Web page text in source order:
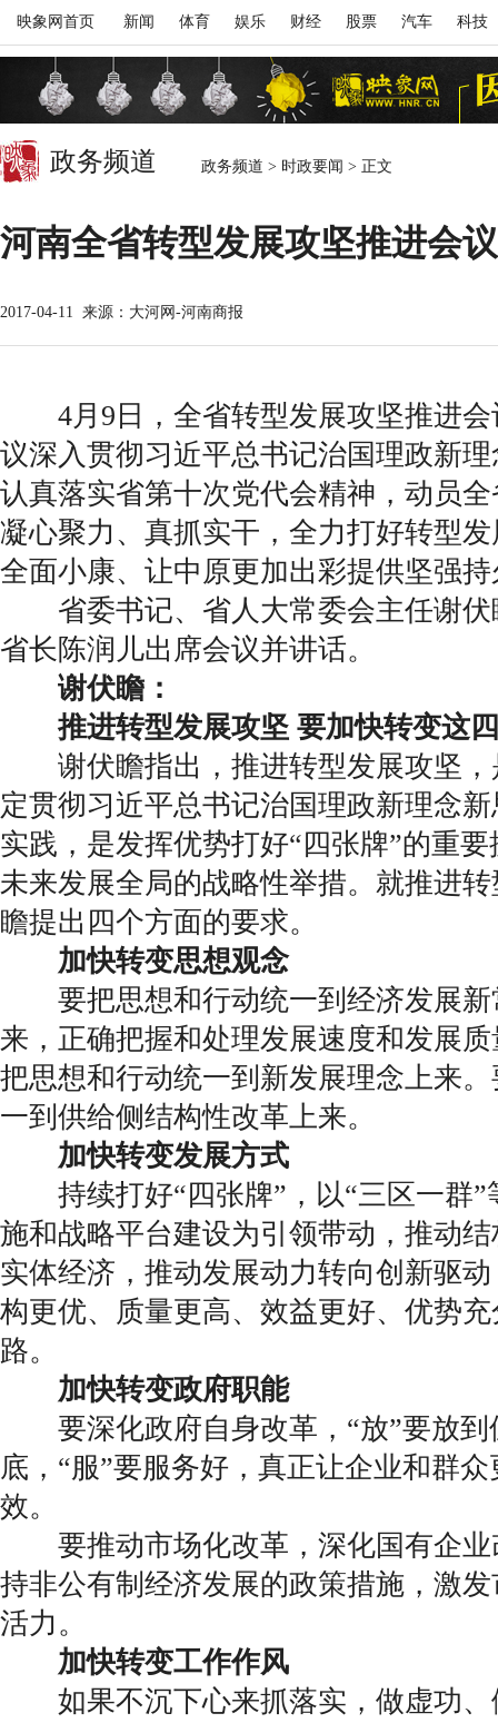
映象网首页 新闻 体育 娱乐 财经 股票 汽车 科技
政务频道 政务频道 > 时政要闻 > 正文
河南全省转型发展攻坚推进会
2017-04-11 来源：大河网-河南商报
4月9日，全省转型发展攻坚推进会
议深入贯彻习近平总书记治国理政新
认真落实省第十次党代会精神，动员
凝心聚力、真抓实干，全力打好转型
全面小康、让中原更加出彩提供坚强
省委书记、省人大常委会主任谢伏
省长陈润儿出席会议并讲话。
谢伏瞻：
推进转型发展攻坚 要加快转变这
谢伏瞻指出，推进转型发展攻坚，
定贯彻习近平总书记治国理政新理念
实践，是发挥优势打好“四张牌”的重
未来发展全局的战略性举措。就推进
瞻提出四个方面的要求。
加快转变思想观念
要把思想和行动统一到经济发展新
来，正确把握和处理发展速度和发展
把思想和行动统一到新发展理念上来
一到供给侧结构性改革上来。
加快转变发展方式
持续打好“四张牌”，以“三区一群”
施和战略平台建设为引领带动，推动
实体经济，推动发展动力转向创新驱
构更优、质量更高、效益更好、优势
路。
加快转变政府职能
要深化政府自身改革，“放”要放到
底，“服”要服务好，真正让企业和群
效。
要推动市场化改革，深化国有企业
持非公有制经济发展的政策措施，激
活力。
加快转变工作作风
如果不沉下心来抓落实，做虚功、